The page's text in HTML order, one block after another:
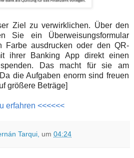
Ziel zu verwirklichen. Über den
Sie ein Überweisungsformular
Farbe ausdrucken oder den QR-
ihrer Banking App direkt einen
Das macht für sie am
die Aufgaben enorm sind freuen
größere Beträge]
erfahren <<<<<<
Tarqui, um 04:24